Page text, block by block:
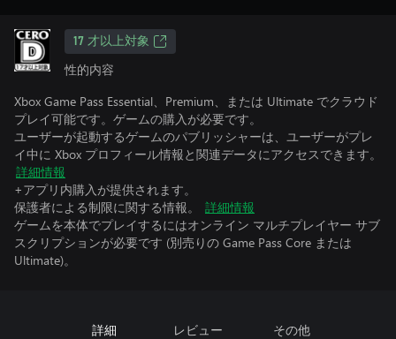
17 才以上対象
性的内容
Xbox Game Pass Essential、Premium、または Ultimate でクラウド
プレイ可能です。ゲームの購入が必要です。
ユーザーが起動するゲームのパブリッシャーは、ユーザーがプレ
イ中に Xbox プロフィール情報と関連データにアクセスできます。
詳細情報
+アプリ内購入が提供されます。
保護者による制限に関する情報。
詳細情報
ゲームを本体でプレイするにはオンライン マルチプレイヤー サブ
スクリプションが必要です (別売りの Game Pass Core または
Ultimate)。
詳細 レビュー その他